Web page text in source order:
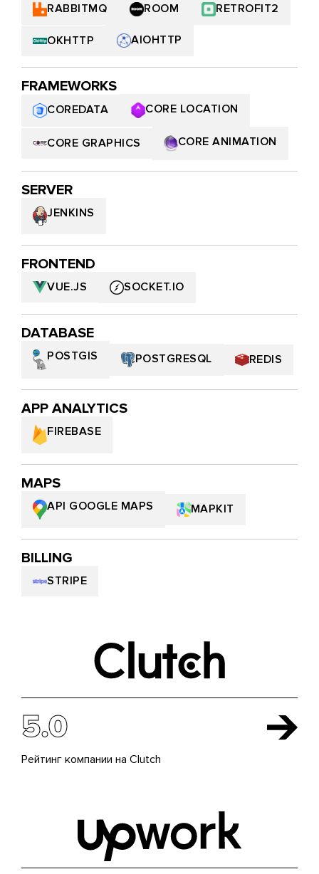
RABBITMQ ROOM RETROFIT2
OKHTTP AIOHTTP
FRAMEWORKS
COREDATA CORE LOCATION
CORE GRAPHICS CORE ANIMATION
SERVER
JENKINS
FRONTEND
VUE.JS SOCKET.IO
DATABASE
POSTGIS POSTGRESQL REDIS
APP ANALYTICS
FIREBASE
MAPS
API GOOGLE MAPS MAPKIT
BILLING
STRIPE
5.0
Рейтинг компании на Clutch